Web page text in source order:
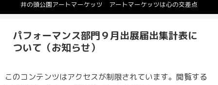
井の頭公園アートマーケッツ アートマーケッツは心の交差点
パフォーマンス部門９月出展届出集計表に
ついて（お知らせ）
このコンテンツはアクセスが制限されています。閲覧する